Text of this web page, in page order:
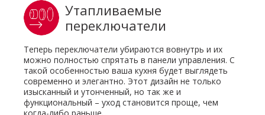
Утапливаемые
переключатели
Теперь переключатели убираются вовнутрь и их
можно полностью спрятать в панели управления. С
такой особенностью ваша кухня будет выглядеть
современно и элегантно. Этот дизайн не только
изысканный и утонченный, но так же и
функциональный – уход становится проще, чем